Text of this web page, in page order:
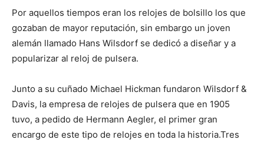
Por aquellos tiempos eran los relojes de bolsillo los que
gozaban de mayor reputación, sin embargo un joven
alemán llamado Hans Wilsdorf se dedicó a diseñar y a
popularizar al reloj de pulsera.
Junto a su cuñado Michael Hickman fundaron Wilsdorf &
Davis, la empresa de relojes de pulsera que en 1905
tuvo, a pedido de Hermann Aegler, el primer gran
encargo de este tipo de relojes en toda la historia.Tres